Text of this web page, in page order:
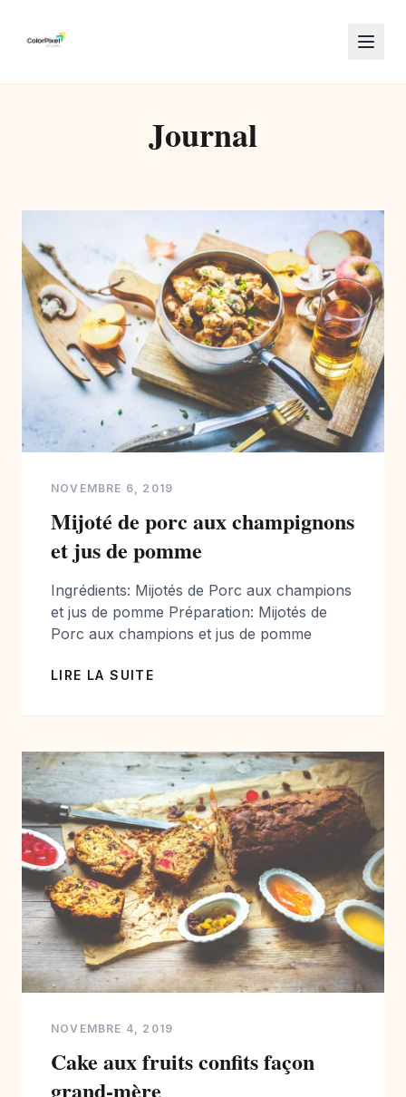
Journal
NOVEMBRE 6, 2019
Mijoté de porc aux champignons
et jus de pomme
Ingrédients: Mijotés de Porc aux champions
et jus de pomme Préparation: Mijotés de
Porc aux champions et jus de pomme
LIRE LA SUITE
NOVEMBRE 4, 2019
Cake aux fruits confits façon
grand-mère